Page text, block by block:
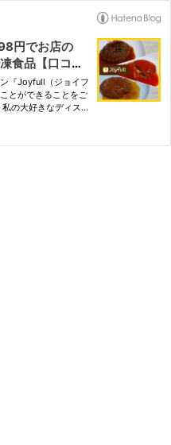
円でお店の
食品【口コミ
『Joyfull（ジョイフ
とができることをご
の大好きなディス
ハンバーグを食べ